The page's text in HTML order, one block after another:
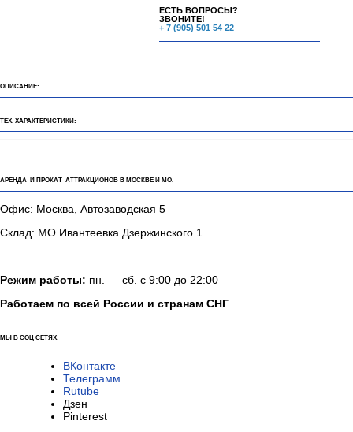
ЕСТЬ ВОПРОСЫ?
ЗВОНИТЕ!
+ 7 (905) 501 54 22
ОПИСАНИЕ:
ТЕХ. ХАРАКТЕРИСТИКИ:
АРЕНДА И ПРОКАТ АТТРАКЦИОНОВ В МОСКВЕ И МО.
Офис: Москва, Автозаводская 5
Склад: МО Ивантеевка Дзержинского 1
Режим работы: пн. — сб. с 9:00 до 22:00
Работаем по всей России и странам СНГ
МЫ В СОЦ СЕТЯХ:
ВКонтакте
Телеграмм
Rutube
Дзен
Pinterest